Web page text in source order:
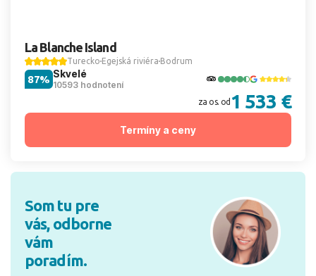
La Blanche Island
Turecko Egejská riviéra Bodrum
Skvelé
10593 hodnotení
87%
za os. od 1 533 €
Termíny a ceny
Som tu pre
vás, odborne
vám
poradím.